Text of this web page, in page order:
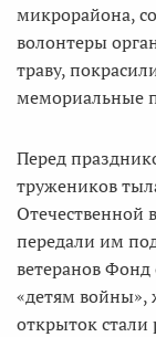
микрорайона,
волонтеры
траву,
мемориальные
Перед
тружеников
Отечественной
передали им
ветеранов
«детям войны»,
открыток